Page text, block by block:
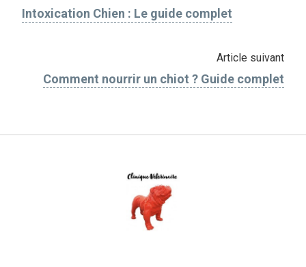
Intoxication Chien : Le guide complet
Article suivant
Comment nourrir un chiot ? Guide complet